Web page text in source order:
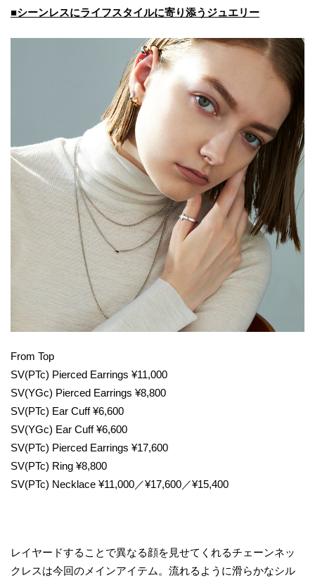
■シーンレスにライフスタイルに寄り添うジュエリー
From Top
SV(PTc) Pierced Earrings ¥11,000
SV(YGc) Pierced Earrings ¥8,800
SV(PTc) Ear Cuff ¥6,600
SV(YGc) Ear Cuff ¥6,600
SV(PTc) Pierced Earrings ¥17,600
SV(PTc) Ring ¥8,800
SV(PTc) Necklace ¥11,000／¥17,600／¥15,400
レイヤードすることで異なる顔を見せてくれるチェーンネッ
クレスは今回のメインアイテム。流れるように滑らかなシル